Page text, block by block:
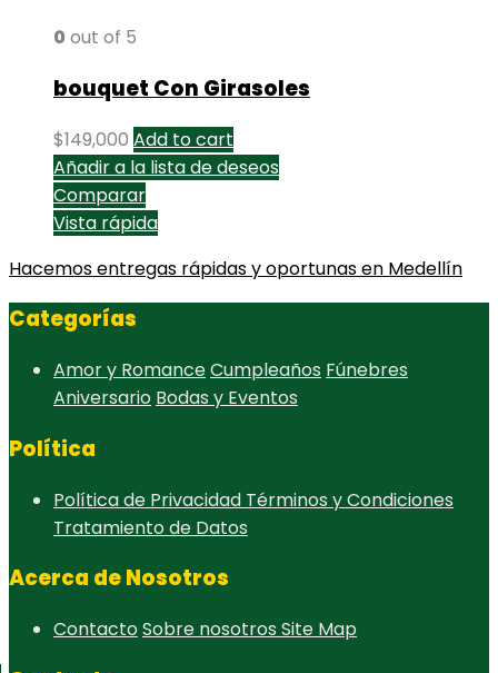
0 out of 5
bouquet Con Girasoles
$149,000 Add to cart
Añadir a la lista de deseos
Comparar
Vista rápida
Hacemos entregas rápidas y oportunas en Medellín
Categorías
Amor y RomanceCumpleaños Fúnebres
Aniversario Bodas y Eventos
Política
Política de Privacidad Términos y Condiciones
Tratamiento de Datos
Acerca de Nosotros
ContactoSobre nosotros Site Map